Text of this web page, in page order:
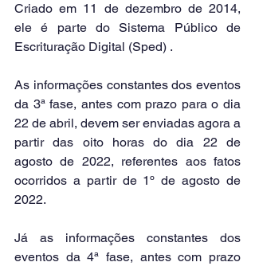
Criado em 11 de dezembro de 2014,
ele é parte do Sistema Público de
Escrituração Digital (Sped) .
As informações constantes dos eventos
da 3ª fase, antes com prazo para o dia
22 de abril, devem ser enviadas agora a
partir das oito horas do dia 22 de
agosto de 2022, referentes aos fatos
ocorridos a partir de 1º de agosto de
2022.
Já as informações constantes dos
eventos da 4ª fase, antes com prazo